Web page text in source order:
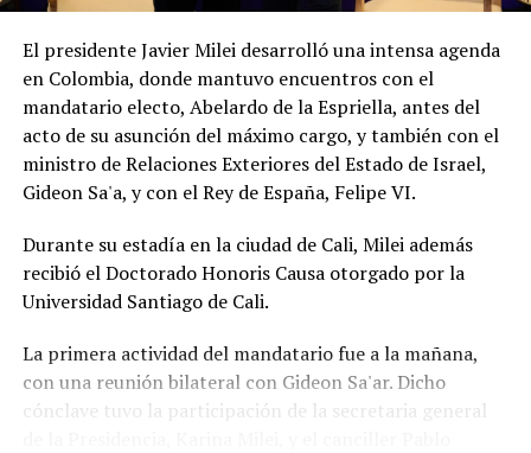
El presidente Javier Milei desarrolló una intensa agenda
en Colombia, donde mantuvo encuentros con el
mandatario electo, Abelardo de la Espriella, antes del
acto de su asunción del máximo cargo, y también con el
ministro de Relaciones Exteriores del Estado de Israel,
Gideon Sa'a, y con el Rey de España, Felipe VI.
Durante su estadía en la ciudad de Cali, Milei además
recibió el Doctorado Honoris Causa otorgado por la
Universidad Santiago de Cali.
La primera actividad del mandatario fue a la mañana,
con una reunión bilateral con Gideon Sa'ar. Dicho
cónclave tuvo la participación de la secretaria general